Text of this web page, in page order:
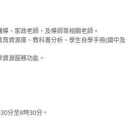
家政老師，及導師等相關老師。
源庫、教科書分析、學生自學手冊(國中及
源服務功能。
至8時30分。